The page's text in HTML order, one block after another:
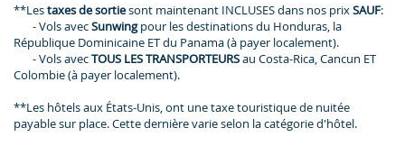
**Lestaxes de sortiesont maintenant INCLUSES dans nos prixSAUF:
- Vols avecSunwingpour les destinations du Honduras, la
République Dominicaine ET du Panama (à payer localement).
- Vols avecTOUS LES TRANSPORTEURSau Costa-Rica, Cancun ET
Colombie (à payer localement).
**Les hôtels aux États-Unis, ont une taxe touristique de nuitée
payable sur place. Cette dernière varie selon la catégorie d'hôtel.